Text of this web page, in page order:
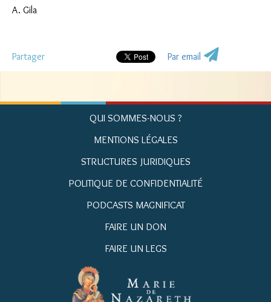
A. Gila
Partager Par email
QUI SOMMES-NOUS ?
MENTIONS LÉGALES
STRUCTURES JURIDIQUES
POLITIQUE DE CONFIDENTIALITÉ
PODCASTS MAGNIFICAT
FAIRE UN DON
FAIRE UN LEGS